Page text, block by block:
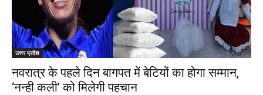
उत्तर प्रदेश
नवरात्र के पहले दिन बागपत में बेटियों का होगा सम्मान,
‘नन्ही कली’ को मिलेगी पहचान